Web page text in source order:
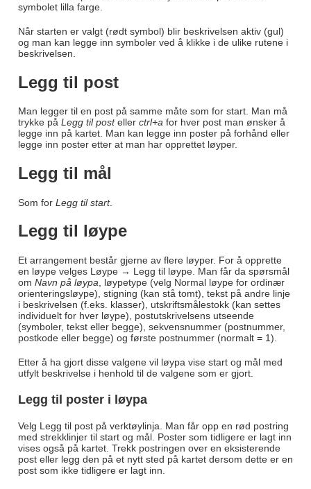
symbolet lilla farge.
Når starten er valgt (rødt symbol) blir beskrivelsen aktiv (gul)
og man kan legge inn symboler ved å klikke i de ulike rutene i
beskrivelsen.
Legg til post
Man legger til en post på samme måte som for start. Man må
trykke på Legg til posteller ctrl+a for hver post man ønsker å
legge inn på kartet. Man kan legge inn poster på forhånd eller
legge inn poster etter at man har opprettet løyper.
Legg til mål
Som for Legg til start.
Legg til løype
Et arrangement består gjerne av flere løyper. For å opprette
en løype velges Løype → Legg til løype. Man får da spørsmål
om Navn på løypa , løypetype (velg Normal løype for ordinær
orienteringsløype), stigning (kan stå tomt), tekst på andre linje
i beskrivelsen (f.eks. klasser), utskriftsmålestokk (kan settes
individuelt for hver løype), postutskrivelsens utseende
(symboler, tekst eller begge), sekvensnummer (postnummer,
postkode eller begge) og første postnummer (normalt = 1).
Etter å ha gjort disse valgene vil løypa vise start og mål med
utfylt beskrivelse i henhold til de valgene som er gjort.
Legg til poster i løypa
Velg Legg til post på verktøylinja. Man får opp en rød postring
med strekklinjer til start og mål. Poster som tidligere er lagt inn
vises også på kartet. Trekk postringen over en eksisterende
post eller legg den på et nytt sted på kartet dersom dette er en
post som ikke tidligere er lagt inn.